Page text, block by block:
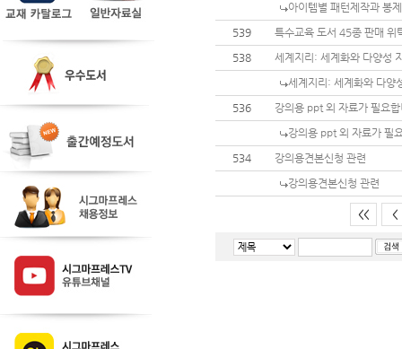
아이템별 패턴제작과 봉
539
특수교육 도서 45종 판매 위
538
세계지리: 세계화와 다양성
세계지리: 세계화와 다양
536
강의용 ppt 외 자료가 필요
강의용 ppt 외 자료가 필
534
강의용견본신청 관련
강의용견본신청 관련
<< <